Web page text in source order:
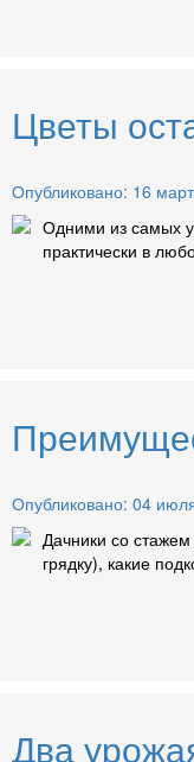
Цветы
Опубликовано: 16
Одними из самых
практически в
Опубликовано: 04
Дачники со
грядку), какие
Два